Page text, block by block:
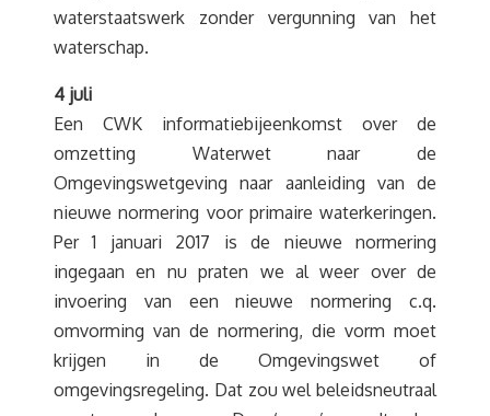
waterstaatswerk zonder vergunning van het
waterschap.
4 juli
Een CWK informatiebijeenkomst over de
omzetting Waterwet naar de
Omgevingswetgeving naar aanleiding van de
nieuwe normering voor primaire waterkeringen.
Per 1 januari 2017 is de nieuwe normering
ingegaan en nu praten we al weer over de
invoering van een nieuwe normering c.q.
omvorming van de normering, die vorm moet
krijgen in de Omgevingswet of
omgevingsregeling. Dat zou wel beleidsneutraal